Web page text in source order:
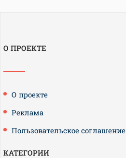
О ПРОЕКТЕ
О проекте
Реклама
Пользовательское соглашение
КАТЕГОРИИ